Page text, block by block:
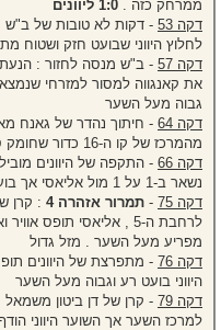
ממרחק כזה .
1:0 ליוונים
דקה 53
- דקות לא טובות של ב"ש :
לחלוץ היווני שבועט חזק ושטוח
דקה 57
גבוה מעל השער
דקה 64
מהמרכז של קו ה-16 כדור שחומק סנטימטרים מהקורה הימנית . כמעט שיוויון
דקה 66
- התקפה של היוונים
נשאר ב-1 על 1 מול אליאסי אך בועט חלש למרכז ואליאסי מציל
דקה 75
- תמרור אזהרה 4 : קרן של
מפריע מעל השער . מזל גדול
דקה 76
- מתפרצת של היוונים
היווני בועט רע וגבוה מעל השער
דקה 79
- קרן של דן ביטון משמאל
למרכז השער אך השוער היווני הודף